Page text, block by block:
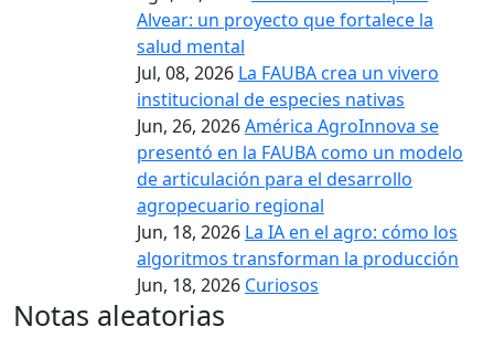
Alvear: un proyecto que fortalece la
salud mental
Jul, 08, 2026 La FAUBA crea un vivero
institucional de especies nativas
Jun, 26, 2026América AgroInnova se
presentó en la FAUBA como un modelo
de articulación para el desarrollo
agropecuario regional
Jun, 18, 2026 La IA en el agro: cómo los
algoritmos transforman la producción
Jun, 18, 2026 Curiosos
Notas aleatorias